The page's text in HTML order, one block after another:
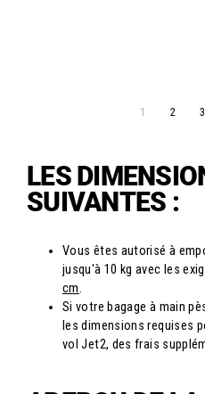
1 2 3
LES
SUIVANTES :
Vous êtes autorisé à
jusqu'à 10 kg avec les
cm.
Si votre bagage à main
les dimensions requises
vol Jet2, des frais